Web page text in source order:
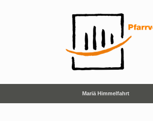
Mariä Himmelfahrt